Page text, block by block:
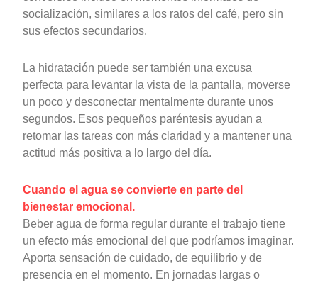
socialización, similares a los ratos del café, pero sin
sus efectos secundarios.
La hidratación puede ser también una excusa
perfecta para levantar la vista de la pantalla, moverse
un poco y desconectar mentalmente durante unos
segundos. Esos pequeños paréntesis ayudan a
retomar las tareas con más claridad y a mantener una
actitud más positiva a lo largo del día.
Cuando el agua se convierte en parte del
bienestar emocional.
Beber agua de forma regular durante el trabajo tiene
un efecto más emocional del que podríamos imaginar.
Aporta sensación de cuidado, de equilibrio y de
presencia en el momento. En jornadas largas o